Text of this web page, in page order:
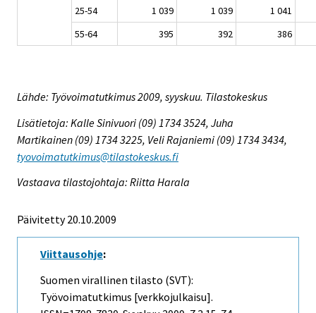
25-54
1 039 1 039
1 041
55-64
395 392 386
Lähde: Työvoimatutkimus 2009, syyskuu. Tilastokeskus
Lisätietoja: Kalle Sinivuori (09) 1734 3524, Juha
Martikainen (09) 1734 3225, Veli Rajaniemi (09) 1734 3434,
tyovoimatutkimus@tilastokeskus.fi
Vastaava tilastojohtaja: Riitta Harala
Päivitetty 20.10.2009
Viittausohje:
Suomen virallinen tilasto (SVT):
Työvoimatutkimus [verkkojulkaisu].